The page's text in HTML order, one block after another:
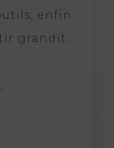
enfin
grandit...